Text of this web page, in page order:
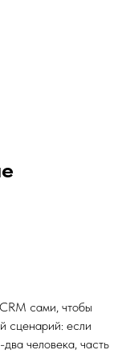
сами, чтобы
сценарий: если
человека, часть